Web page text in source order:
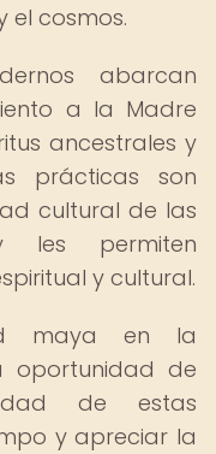
el cosmos.
abarcan
a la Madre
ancestrales y
prácticas son
cultural de las
les permiten
y cultural.
maya en la
oportunidad de
de estas
y apreciar la